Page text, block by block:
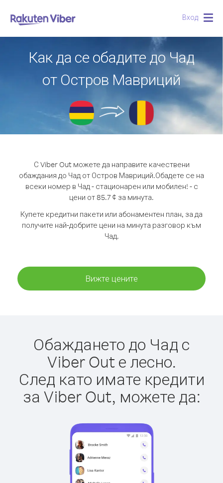
Вход
Как да се обадите до Чад
от Остров Мавриций
С Viber Out можете да направите качествени
обаждания до Чад от Остров Мавриций.Обадете се на
всеки номер в Чад - стационарен или мобилен! - с
цени от 85.7 ¢ за минута.
Купете кредитни пакети или абонаментен план, за да
получите най-добрите цени на минута разговор към
Чад.
Вижте цените
Обаждането до Чад с
Viber Out е лесно.
След като имате кредити
за Viber Out, можете да: